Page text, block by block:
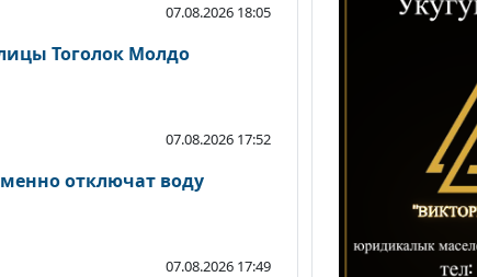
07.08.2026 18:05
Тоголок Молдо
07.08.2026 17:52
отключат воду
07.08.2026 17:49